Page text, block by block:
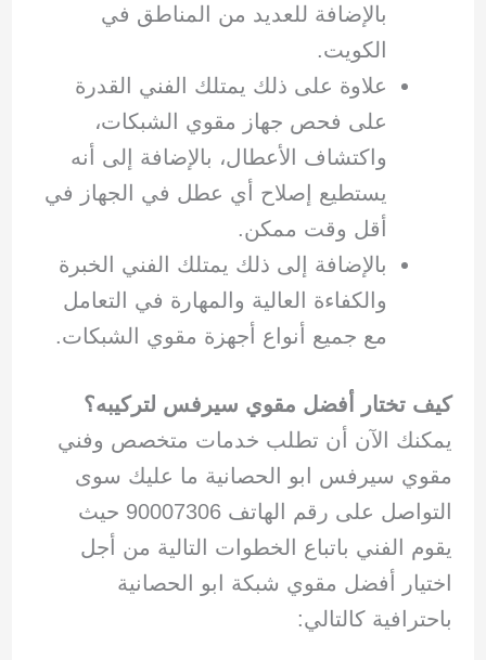
بالإضافة للعديد من المناطق في
الكويت.
علاوة على ذلك يمتلك الفني القدرة
على فحص جهاز مقوي الشبكات،
واكتشاف الأعطال، بالإضافة إلى أنه
يستطيع إصلاح أي عطل في الجهاز في
أقل وقت ممكن.
بالإضافة إلى ذلك يمتلك الفني الخبرة
والكفاءة العالية والمهارة في التعامل
مع جميع أنواع أجهزة مقوي الشبكات.
كيف تختار أفضل مقوي سيرفس لتركيبه؟
يمكنك الآن أن تطلب خدمات متخصص وفني
مقوي سيرفس ابو الحصانية ما عليك سوى
التواصل على رقم الهاتف 90007306 حيث
يقوم الفني باتباع الخطوات التالية من أجل
اختيار أفضل مقوي شبكة ابو الحصانية
باحترافية كالتالي: